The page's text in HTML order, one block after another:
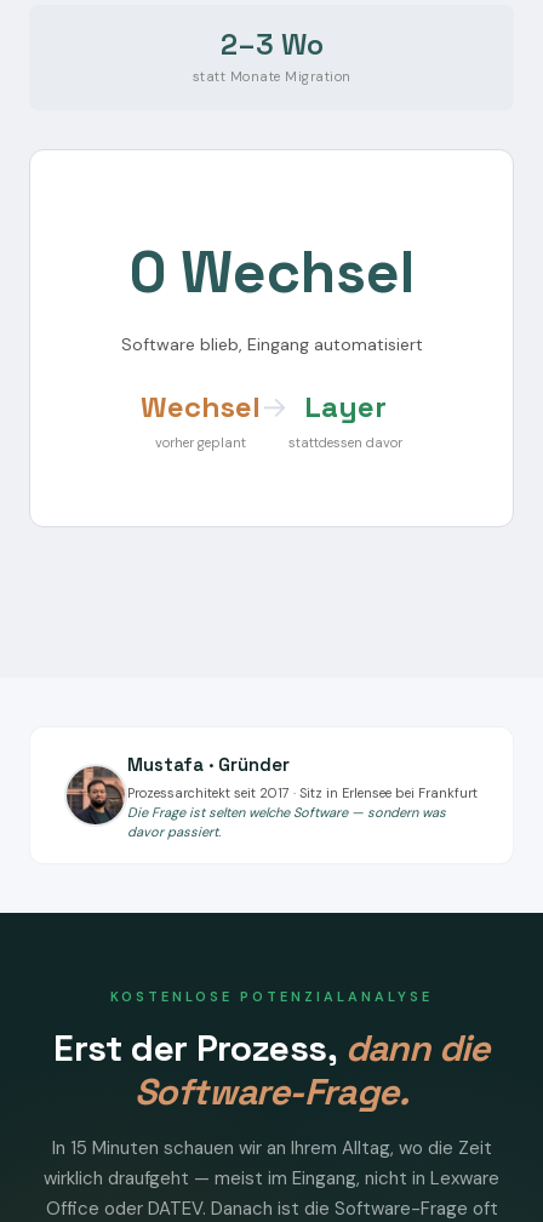
2–3 Wo
statt Monate Migration
0 Wechsel
Software blieb, Eingang automatisiert
Wechsel
vorher geplant
→ Layer
stattdessen davor
Mustafa · Gründer
Prozessarchitekt seit 2017 · Sitz in Erlensee bei Frankfurt
Die Frage ist selten welche Software — sondern was
davor passiert.
KOSTENLOSE POTENZIALANALYSE
Erst der Prozess, dann die
Software-Frage.
In 15 Minuten schauen wir an Ihrem Alltag, wo die Zeit
wirklich draufgeht — meist im Eingang, nicht in Lexware
Office oder DATEV. Danach ist die Software-Frage oft